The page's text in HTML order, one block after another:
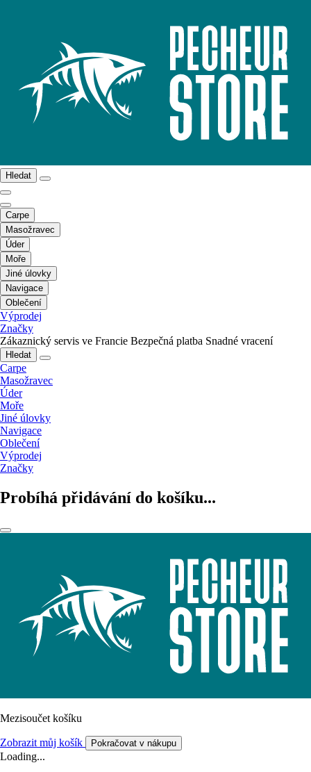
Hledat
Carpe
Masožravec
Úder
Moře
Jiné úlovky
Navigace
Oblečení
Výprodej
Značky
Zákaznický servis ve Francie Bezpečná platba Snadné vracení
Hledat
Carpe
Masožravec
Úder
Moře
Jiné úlovky
Navigace
Oblečení
Výprodej
Značky
Probíhá přidávání do košíku...
Mezisoučet košíku
Zobrazit můj košík Pokračovat v nákupu
Loading...